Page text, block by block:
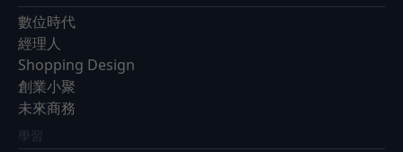
數位時代
經理人
Shopping Design
創業小聚
未來商務
學習